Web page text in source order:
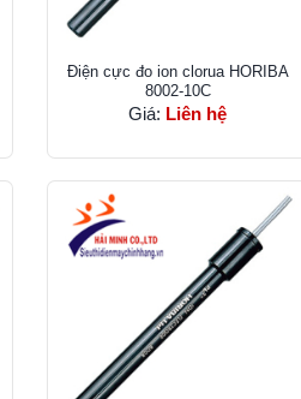
Điện cực đo ion clorua HORIBA
8002-10C
Giá: Liên hệ